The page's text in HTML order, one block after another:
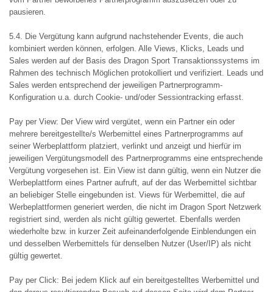
pausieren.
5.4. Die Vergütung kann aufgrund nachstehender Events, die auch
kombiniert werden können, erfolgen. Alle Views, Klicks, Leads und
Sales werden auf der Basis des Dragon Sport Transaktionssystems im
Rahmen des technisch Möglichen protokolliert und verifiziert. Leads und
Sales werden entsprechend der jeweiligen Partnerprogramm-
Konfiguration u.a. durch Cookie- und/oder Sessiontracking erfasst.
Pay per View: Der View wird vergütet, wenn ein Partner ein oder
mehrere bereitgestellte/s Werbemittel eines Partnerprogramms auf
seiner Werbeplattform platziert, verlinkt und anzeigt und hierfür im
jeweiligen Vergütungsmodell des Partnerprogramms eine entsprechende
Vergütung vorgesehen ist. Ein View ist dann gültig, wenn ein Nutzer die
Werbeplattform eines Partner aufruft, auf der das Werbemittel sichtbar
an beliebiger Stelle eingebunden ist. Views für Werbemittel, die auf
Werbeplattformen generiert werden, die nicht im Dragon Sport Netzwerk
registriert sind, werden als nicht gültig gewertet. Ebenfalls werden
wiederholte bzw. in kurzer Zeit aufeinanderfolgende Einblendungen ein
und desselben Werbemittels für denselben Nutzer (User/IP) als nicht
gültig gewertet.
Pay per Click: Bei jedem Klick auf ein bereitgestelltes Werbemittel und